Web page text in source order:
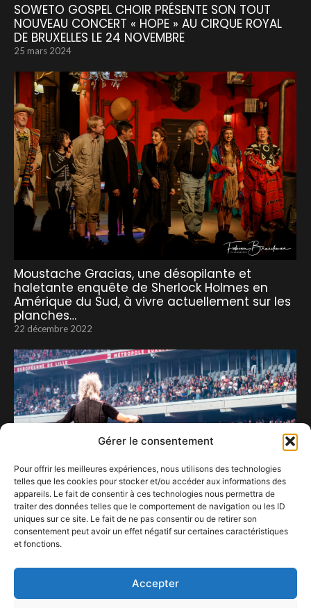
Gérer le consentement
Pour offrir les meilleures expériences, nous utilisons des technologies
telles que les cookies pour stocker et/ou accéder aux informations des
appareils. Le fait de consentir à ces technologies nous permettra de
traiter des données telles que le comportement de navigation ou les ID
uniques sur ce site. Le fait de ne pas consentir ou de retirer son
consentement peut avoir un effet négatif sur certaines caractéristiques
et fonctions.
Accepter
SOWETO GOSPEL CHOIR PRÉSENTE SON TOUT
NOUVEAU CONCERT « HOPE » AU CIRQUE ROYAL
DE BRUXELLES LE 24 NOVEMBRE
25 mars 2024
Moustache Gracias, une désopilante et
haletante enquête de Sherlock Holmes en
Amérique du Sud, à vivre actuellement sur les
planches…
22 décembre 2022
6 juillet 2022